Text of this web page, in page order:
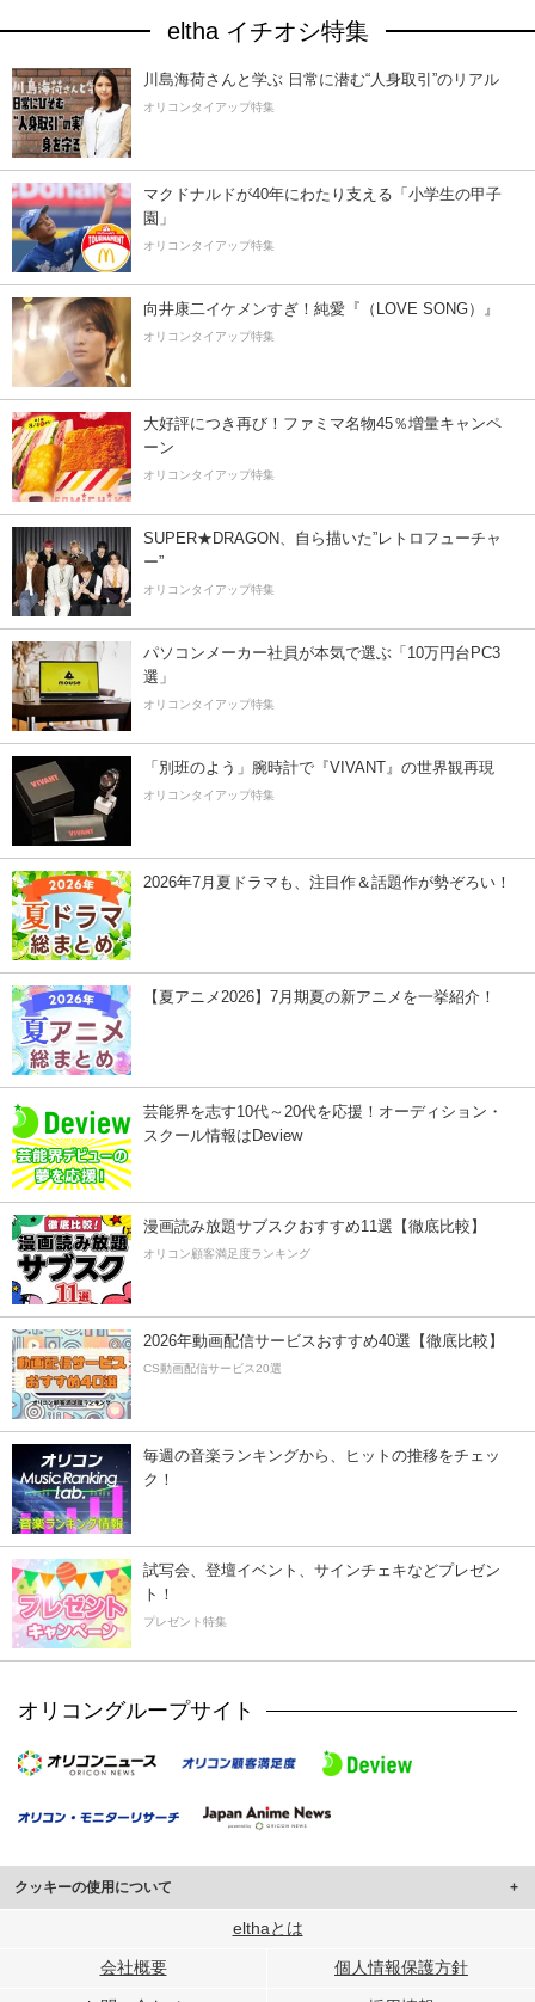
eltha イチオシ特集
川島海荷さんと学ぶ 日常に潜む“人身取引”のリアル
オリコンタイアップ特集
マクドナルドが40年にわたり支える「小学生の甲子
園」
オリコンタイアップ特集
向井康二イケメンすぎ！純愛『（LOVE SONG）』
オリコンタイアップ特集
大好評につき再び！ファミマ名物45％増量キャンペ
ーン
オリコンタイアップ特集
SUPER★DRAGON、自ら描いた”レトロフューチャ
ー”
オリコンタイアップ特集
パソコンメーカー社員が本気で選ぶ「10万円台PC3
選」
オリコンタイアップ特集
「別班のよう」腕時計で『VIVANT』の世界観再現
オリコンタイアップ特集
2026年7月夏ドラマも、注目作＆話題作が勢ぞろい！
【夏アニメ2026】7月期夏の新アニメを一挙紹介！
芸能界を志す10代～20代を応援！オーディション・
スクール情報はDeview
漫画読み放題サブスクおすすめ11選【徹底比較】
オリコン顧客満足度ランキング
2026年動画配信サービスおすすめ40選【徹底比較】
CS動画配信サービス20選
毎週の音楽ランキングから、ヒットの推移をチェッ
ク！
試写会、登壇イベント、サインチェキなどプレゼン
ト！
プレゼント特集
オリコングループサイト
クッキーの使用について
このサイトでは Cookie を使用して、ユーザーに合わせたコンテンツや広告の
行っています。
elthaとは
会社概要 個人情報保護方針